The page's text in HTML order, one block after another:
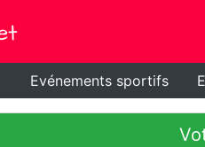
Evénements sportifs